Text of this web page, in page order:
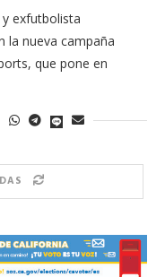
exfutbolista
la nueva campaña
que pone en